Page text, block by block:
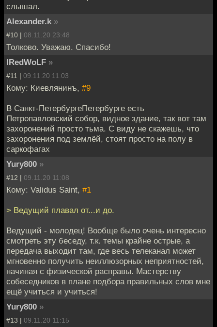
слышал.
Alexander.k »
#10 | 08.11.20 23:48
Толково. Уважаю. Спасибо!
IRedWoLF »
#11 | 09.11.20 11:03
Кому: Киевлянинъ, #9
В Санкт-ПетербургеПетербурге есть
Петропавловский собор, видное здание, так вот там
захоронений просто тьма. С виду не скажешь, что
захоронения под землёй, стоят просто на полу в
саркофагах
Yury800 »
#12 | 09.11.20 11:08
Кому: Validus Saint, #1
> Ведущий плавал от...и до.
Ведущий - молодец! Вообще было очень интересно
смотреть эту беседу, т.к. темы крайне острые, а
передача выходит там, где весь телеканал может
мгновенно получить неиллюзорных неприятностей,
начиная с физической расправы. Мастерству
собеседников в плане подбора правильных слов мне
ещё учиться и учиться!
Yury800 »
#13 | 09.11.20 11:15